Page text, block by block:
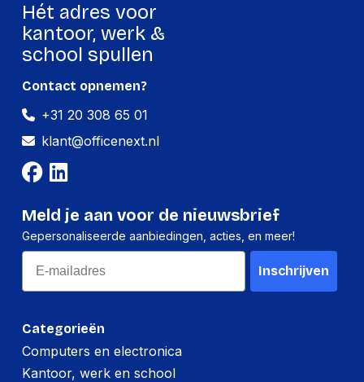
Hét adres voor
kantoor, werk &
school spullen
Categorieën
Computers en electronica
Kantoor, werk en school
Contact opnemen?
+31 20 308 65 01
klant@officenext.nl
Meld je aan voor de nieuwsbrief
Gepersonaliseerde aanbiedingen, acties, en meer!
Email
Inschrijven